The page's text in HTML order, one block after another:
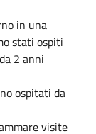
in una
stati ospiti
2 anni
ospitati da
visite